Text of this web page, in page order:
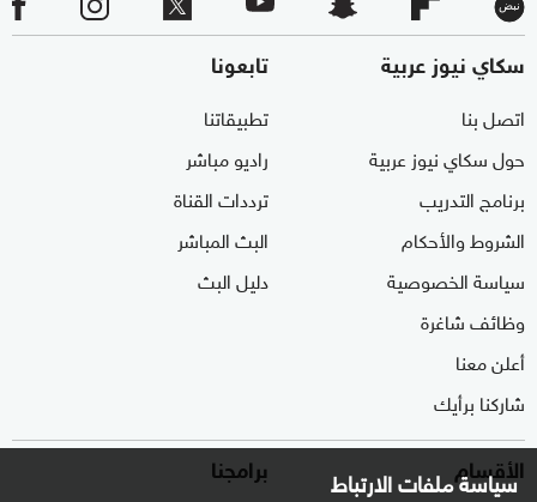
سياسة ملفات الارتباط
سكاي نيوز عربية
اتصل بنا
حول سكاي نيوز عربية
برنامج التدريب
الشروط والأحكام
سياسة الخصوصية
وظائف شاغرة
أعلن معنا
شاركنا برأيك
تابعونا
تطبيقاتنا
راديو مباشر
ترددات القناة
البث المباشر
دليل البث
الأقسام برامجنا